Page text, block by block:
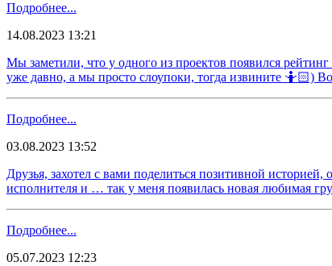
Подробнее...
14.08.2023 13:21
​​Мы заметили, что у одного из проектов появился
уже давно, а мы просто слоупоки, тогда извините 🤷🏻)
Подробнее...
03.08.2023 13:52
​​Друзья, захотел с вами поделиться позитивной
исполнителя и … так у меня появилась новая любимая
Подробнее...
05.07.2023 12:23